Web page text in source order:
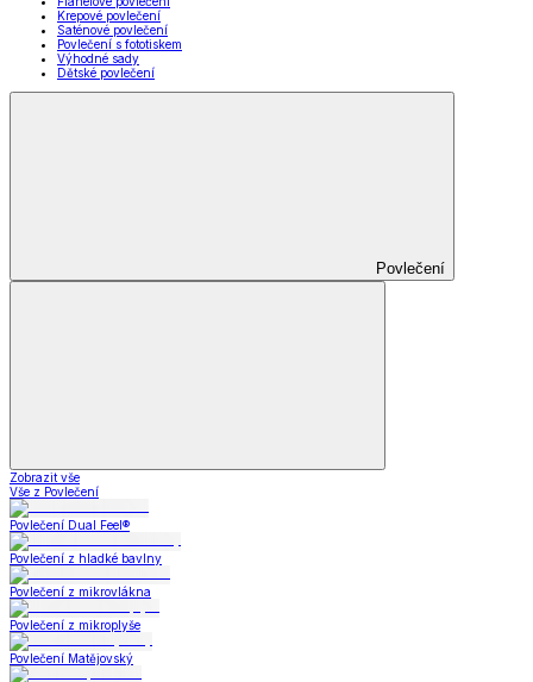
Krepové povlečení
Saténové povlečení
Povlečení s fototiskem
Výhodné sady
Dětské povlečení
Povlečení
Zobrazit vše
Vše z Povlečení
Povlečení Dual Feel®
Povlečení z hladké bavlny
Povlečení z mikrovlákna
Povlečení z mikroplyše
Povlečení Matějovský